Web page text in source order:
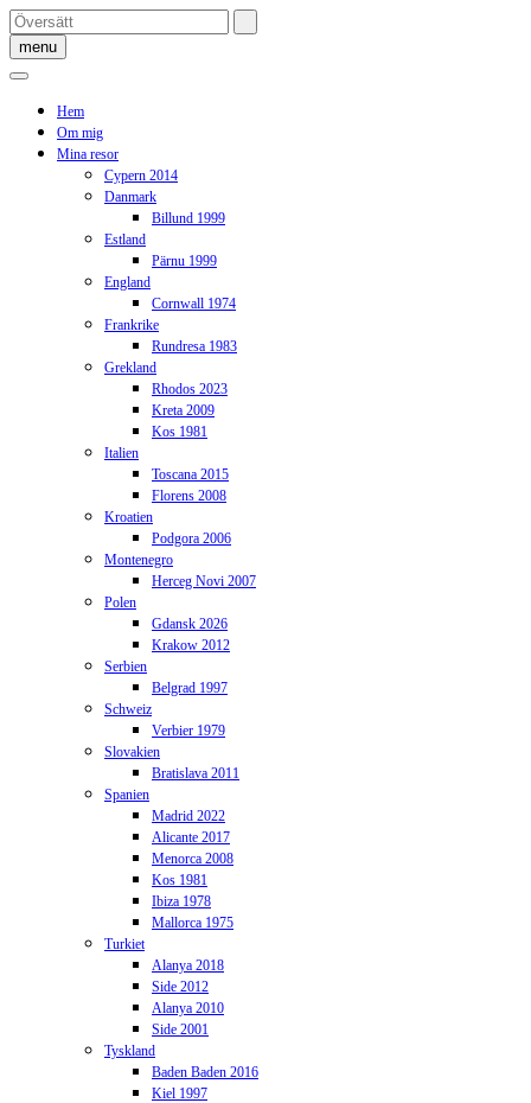
Skip
to
content
menu
Hem
Om mig
Mina resor
Cypern 2014
Danmark
Billund 1999
Estland
Pärnu 1999
England
Cornwall 1974
Frankrike
Rundresa 1983
Grekland
Rhodos 2023
Kreta 2009
Kos 1981
Italien
Toscana 2015
Florens 2008
Kroatien
Podgora 2006
Montenegro
Herceg Novi 2007
Polen
Gdansk 2026
Krakow 2012
Serbien
Belgrad 1997
Schweiz
Verbier 1979
Slovakien
Bratislava 2011
Spanien
Madrid 2022
Alicante 2017
Menorca 2008
Kos 1981
Ibiza 1978
Mallorca 1975
Turkiet
Alanya 2018
Side 2012
Alanya 2010
Side 2001
Tyskland
Baden Baden 2016
Kiel 1997